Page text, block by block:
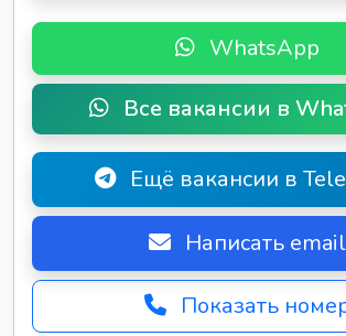
WhatsApp
Все вакансии в
Ещё вакансии в
Написать email
Показать